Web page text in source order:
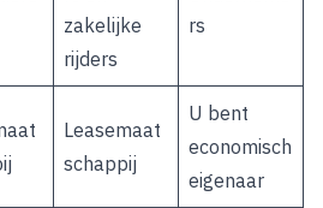
zakelijke
rijders
rs
Leasemaat
schappij
U bent
economisch
eigenaar